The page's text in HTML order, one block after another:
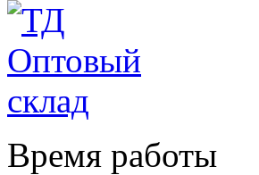
Время работы